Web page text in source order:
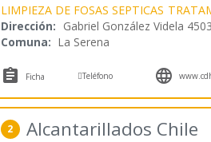
LIMPIEZA DE FOSAS SEPTICAS
Dirección: Gabriel González Videla 4503
Comuna: La Serena
 Ficha Teléfono 
2 Alcantarillados Chile